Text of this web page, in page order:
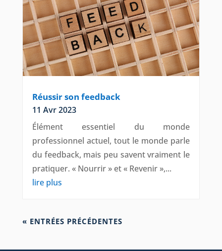
Réussir son feedback
11 Avr 2023
Élément essentiel du monde
professionnel actuel, tout le monde parle
du feedback, mais peu savent vraiment le
pratiquer. « Nourrir » et « Revenir »,...
lire plus
« ENTRÉES PRÉCÉDENTES